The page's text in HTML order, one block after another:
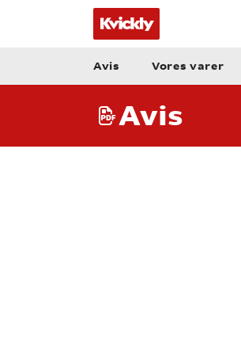
Avis Vores varer
Avis